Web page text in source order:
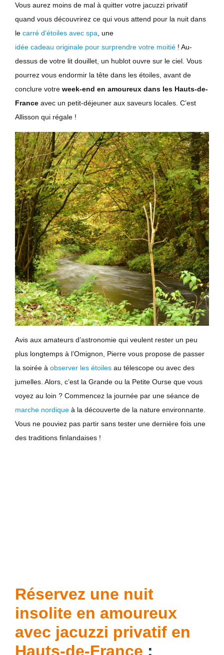
Vous aurez moins de mal à quitter votre jacuzzi privatif
quand vous découvrirez ce qui vous attend pour la nuit dans
le carré d’étoiles avec spa , une
idée cadeau originale pour surprendre votre moitié ! Au-
dessus de votre lit douillet, un hublot ouvre sur le ciel. Vous
pourrez vous endormir la tête dans les étoiles, avant de
conclure votre week-end en amoureux dans les Hauts-de-
France avec un petit-déjeuner aux saveurs locales. C’est
Allisson qui régale !
Avis aux amateurs d’astronomie qui veulent rester un peu
plus longtemps à l’Omignon, Pierre vous propose de passer
la soirée à observer les étoiles au télescope ou avec des
jumelles. Alors, c’est la Grande ou la Petite Ourse que vous
voyez au loin ? Commencez la journée par une séance de
marche nordique à la découverte de la nature environnante.
Vous ne pouviez pas partir sans tester une dernière fois une
des traditions finlandaises !
Réservez une nuit
insolite en amoureux
avec jacuzzi privatif en
Hauts-de-France :